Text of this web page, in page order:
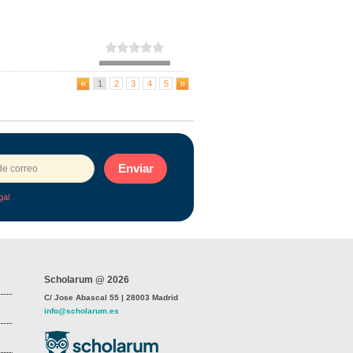
1 2 3 4 5
Enviar
Scholarum @ 2026
C/ Jose Abascal 55 | 28003 Madrid
info@scholarum.es